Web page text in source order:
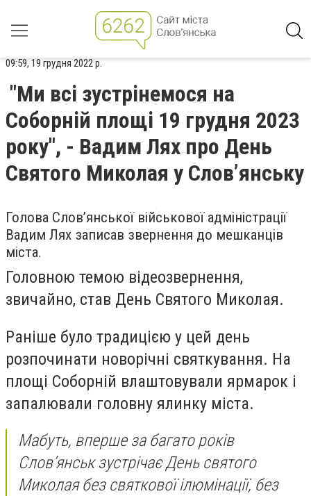
09:59, 19 грудня 2022 р.
"Ми всі зустрінемося на
Соборній площі 19 грудня 2023
року", - Вадим Лях про День
Святого Миколая у Слов’янську
Голова Слов’янської військової адміністрації
Вадим Лях записав звернення до мешканців
міста.
Головною темою відеозвернення,
звичайно, став День Святого Миколая.
Раніше було традицією у цей день
розпочинати новорічні святкування. На
площі Соборній влаштовували ярмарок і
запалювали головну ялинку міста.
Мабуть, вперше за багато років
Слов’янськ зустрічає День святого
Миколая без святкової ілюмінації, без